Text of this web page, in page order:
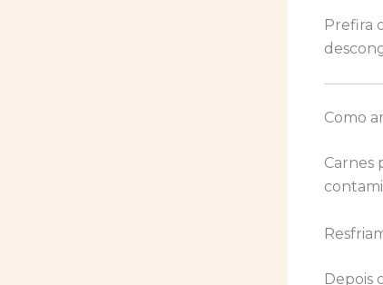
Prefira
Como
Carnes
Depois